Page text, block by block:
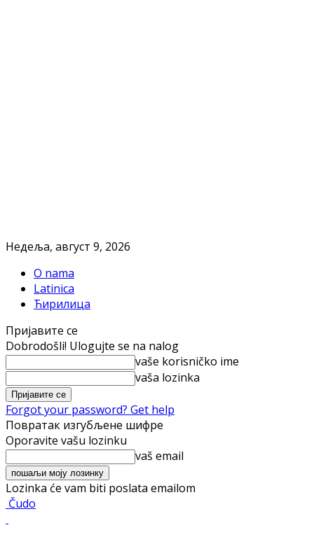
Недеља, август 9, 2026
O nama
Latinica
Ћирилица
Пријавите се
Dobrodošli! Ulogujte se na nalog
vaše korisničko ime
vaša lozinka
Forgot your password? Get help
Повратак изгубљене шифре
Oporavite vašu lozinku
vaš email
Lozinka će vam biti poslata emailom
Čudo